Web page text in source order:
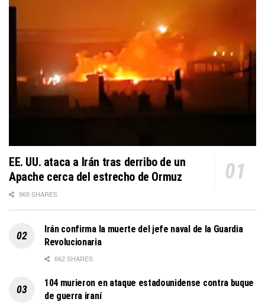
EE. UU. ataca a Irán tras derribo de un
Apache cerca del estrecho de Ormuz
969 SHARES
Irán confirma la muerte del jefe naval de la Guardia
Revolucionaria
662 SHARES
104 murieron en ataque estadounidense contra buque
de guerra iraní